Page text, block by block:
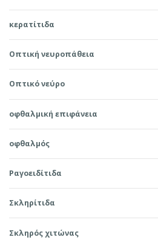
κερατίτιδα
Οπτική νευροπάθεια
Οπτικό νεύρο
οφθαλμική επιφάνεια
οφθαλμός
Ραγοειδίτιδα
Σκληρίτιδα
Σκληρός χιτώνας